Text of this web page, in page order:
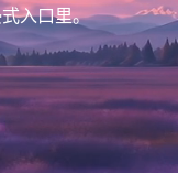
入口里。